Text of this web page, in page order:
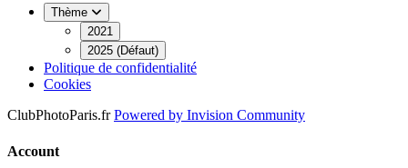
Thème
2021
2025 (Défaut)
Politique de confidentialité
Cookies
ClubPhotoParis.fr Powered by Invision Community
Account